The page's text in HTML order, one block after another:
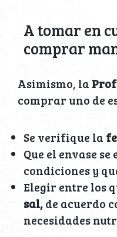
A tomar en
comprar
Asimismo, la
comprar uno de
Se verifique la
Que el envase
condiciones y
Elegir entre los
sal,de acuerdo
necesidades